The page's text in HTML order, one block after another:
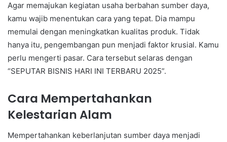
Agar memajukan kegiatan usaha berbahan sumber daya,
kamu wajib menentukan cara yang tepat. Dia mampu
memulai dengan meningkatkan kualitas produk. Tidak
hanya itu, pengembangan pun menjadi faktor krusial. Kamu
perlu mengerti pasar. Cara tersebut selaras dengan
“SEPUTAR BISNIS HARI INI TERBARU 2025”.
Cara Mempertahankan
Kelestarian Alam
Mempertahankan keberlanjutan sumber daya menjadi